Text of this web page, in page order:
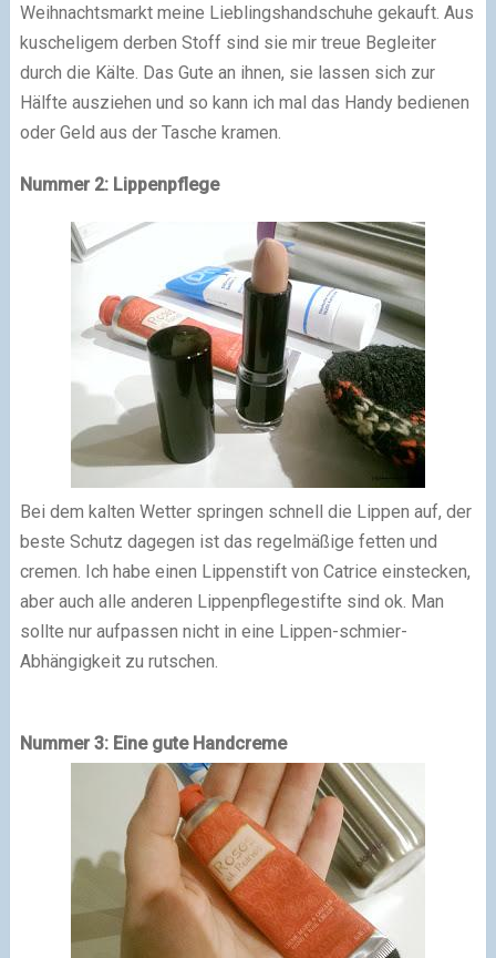
Weihnachtsmarkt meine Lieblingshandschuhe gekauft. Aus
kuscheligem derben Stoff sind sie mir treue Begleiter
durch die Kälte. Das Gute an ihnen, sie lassen sich zur
Hälfte ausziehen und so kann ich mal das Handy bedienen
oder Geld aus der Tasche kramen.
Nummer 2: Lippenpflege
Bei dem kalten Wetter springen schnell die Lippen auf, der
beste Schutz dagegen ist das regelmäßige fetten und
cremen. Ich habe einen Lippenstift von Catrice einstecken,
aber auch alle anderen Lippenpflegestifte sind ok. Man
sollte nur aufpassen nicht in eine Lippen-schmier-
Abhängigkeit zu rutschen.
Nummer 3: Eine gute Handcreme